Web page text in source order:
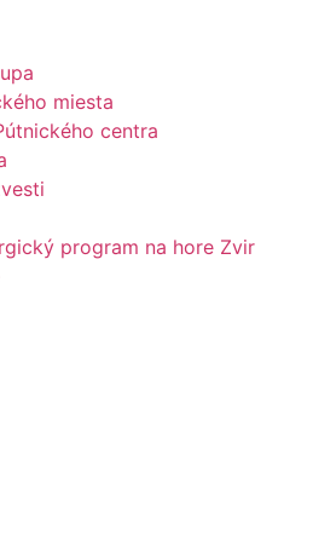
miesta
centra
program na hore Zvir